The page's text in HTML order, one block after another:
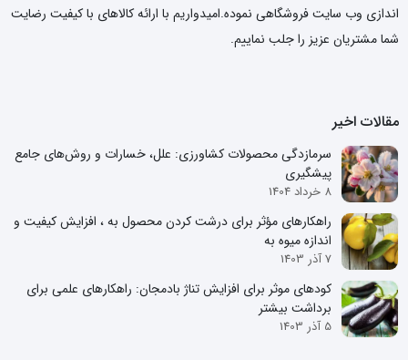
اندازی وب سایت فروشگاهی نموده.امیدواریم با ارائه کالاهای با کیفیت رضایت
شما مشتریان عزیز را جلب نماییم.
مقالات اخیر
سرمازدگی محصولات کشاورزی: علل، خسارات و روش‌های جامع
پیشگیری
8 خرداد 1404
راهکارهای مؤثر برای درشت کردن محصول به ، افزایش کیفیت و
اندازه میوه به
7 آذر 1403
کودهای موثر برای افزایش تناژ بادمجان: راهکارهای علمی برای
برداشت بیشتر
5 آذر 1403